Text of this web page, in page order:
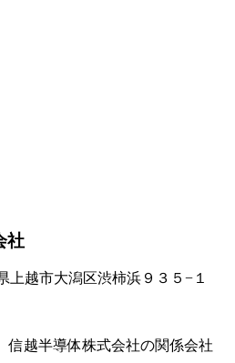
社
上越市大潟区渋柿浜９３５−１
信越半導体株式会社の関係会社